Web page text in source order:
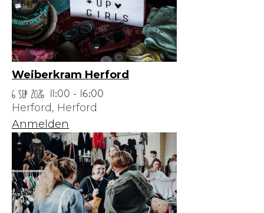
Weiberkram Herford
6 Sep 2026
11:00 - 16:00
Herford, Herford
Anmelden